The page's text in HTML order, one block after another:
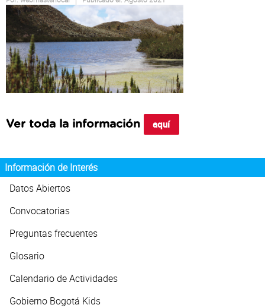
Ver toda la información aquí
Información de Interés
Datos Abiertos
Convocatorias
Preguntas frecuentes
Glosario
Calendario de Actividades
Gobierno Bogotá Kids